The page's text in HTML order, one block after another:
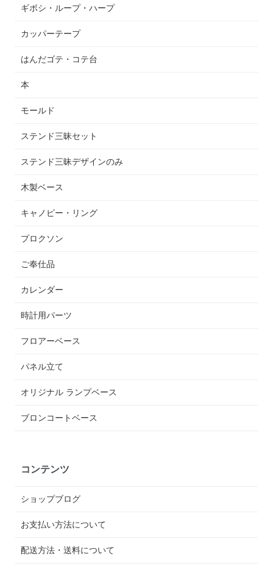
ギボシ・ループ・ハープ
カッパーテープ
はんだゴテ・コテ台
本
モールド
ステンド三昧セット
ステンド三昧デザインのみ
木製ベース
キャノピー・リング
プロクソン
ご奉仕品
カレンダー
時計用パーツ
フロアーベース
パネル立て
オリジナル ランプベース
ブロンコートベース
コンテンツ
ショップブログ
お支払い方法について
配送方法・送料について